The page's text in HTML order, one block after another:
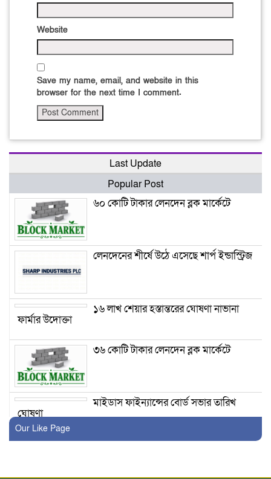
Website
Save my name, email, and website in this
browser for the next time I comment.
Last Update
Popular Post
৬০ কোটি টাকার লেনদেন ব্লক মার্কেটে
লেনদেনের শীর্ষে উঠে এসেছে শার্প ইন্ডাস্ট্রিজ
১৬ লাখ শেয়ার হস্তান্তরের ঘোষণা নাভানা
ফার্মার উদোক্তা
৩৬ কোটি টাকার লেনদেন ব্লক মার্কেটে
মাইডাস ফাইন্যান্সের বোর্ড সভার তারিখ
ঘোষণা
লেনদেনের শীর্ষে উঠে এসেছে একমি
Our Like Page